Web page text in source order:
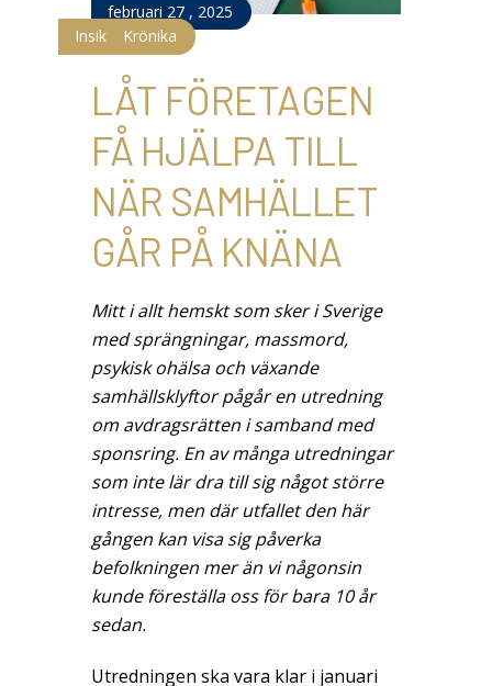
februari 27, 2025
Insikt
,
Krönika
LÅT FÖRETAGEN
FÅ HJÄLPA TILL
NÄR SAMHÄLLET
GÅR PÅ KNÄNA
Mitt i allt hemskt som sker i Sverige
med sprängningar, massmord,
psykisk ohälsa och växande
samhällsklyftor pågår en utredning
om avdragsrätten i samband med
sponsring. En av många utredningar
som inte lär dra till sig något större
intresse, men där utfallet den här
gången kan visa sig påverka
befolkningen mer än vi någonsin
kunde föreställa oss för bara 10 år
sedan.
Utredningen ska vara klar i januari